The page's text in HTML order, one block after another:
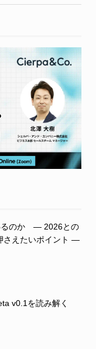
るのか ― 2026との
さえたいポイント ―
v0.1を読み解く